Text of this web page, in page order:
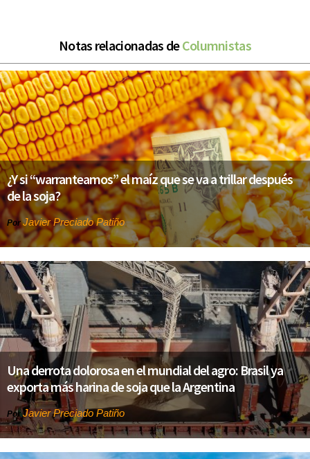
Notas relacionadas deColumnistas
¿Y si “warranteamos” el maíz que se va a trillar después
de la soja?
PorJavier Preciado Patiño
Una derrota dolorosa en el mundial del agro: Brasil ya
exporta más harina de soja que la Argentina
PorJavier Preciado Patiño